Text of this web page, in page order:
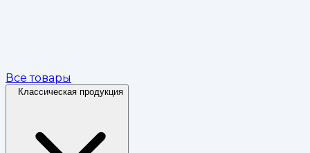
Все товары
Классическая продукция